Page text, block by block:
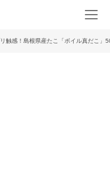
触感！島根県産たこ「ボイル真だこ」